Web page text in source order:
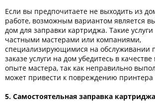
Если вы предпочитаете не выходить из
работе, возможным вариантом является
дом для заправки картриджа. Такие
частными мастерами или компаниями,
специализирующимися на обслуживании
заказе услуги на дом убедитесь в
опыте мастера, так как неправильно
может привести к повреждению принтера
5. Самостоятельная заправка картриджа